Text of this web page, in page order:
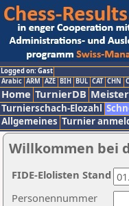
Logged on: Gast
Arabic ARM AZE BIH BUL CAT CHN
Home TurnierDB
Turnierschach-Elozahl
Allgemeines Turnier
Willkommen bei
Personennummer
FIDE-Elolisten Stand